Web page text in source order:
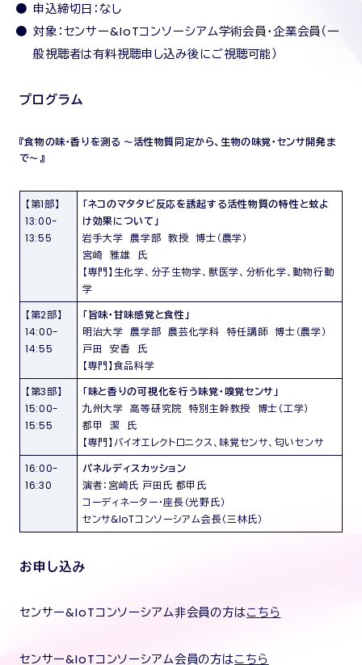
申込締切日：なし
対象：センサー&IoTコンソーシアム学術会員・企業会員（一
般視聴者は有料視聴申し込み後にご視聴可能）
プログラム
『食物の味・香りを測る ～活性物質同定から、生物の味覚・センサ開発ま
で～』
【第1部】
13:00-
13:55
「ネコのマタタビ反応を誘起する活性物質の特性と蚊よ
け効果について」
岩手大学 農学部 教授 博士（農学）
宮崎 雅雄 氏
【専門】生化学、分子生物学、獣医学、分析化学、動物行動
学
【第2部】
14:00-
14:55
「旨味・甘味感覚と食性」
明治大学 農学部 農芸化学科 特任講師 博士（農学）
戸田 安香 氏
【専門】食品科学
【第3部】
15:00-
15:55
「味と香りの可視化を行う味覚・嗅覚センサ」
九州大学 高等研究院 特別主幹教授 博士（工学）
都甲 潔 氏
【専門】バイオエレクトロニクス、味覚センサ、匂いセンサ
16:00-
16:30
パネルディスカッション
演者：宮崎氏 戸田氏 都甲氏
コーディネーター・座長（光野氏）
センサ&IoTコンソーシアム会長（三林氏）
お申し込み
センサー&IoTコンソーシアム非会員の方はこちら
センサー&IoTコンソーシアム会員の方はこちら